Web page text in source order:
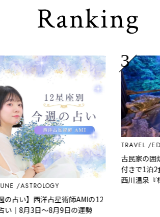
Ranking
ASTROLOGY
い】西洋占星術師AMIの12
8月3日～8月9日の運勢
TRAVEL
古民家の囲炉
付きで1泊2食
西川温泉『桓